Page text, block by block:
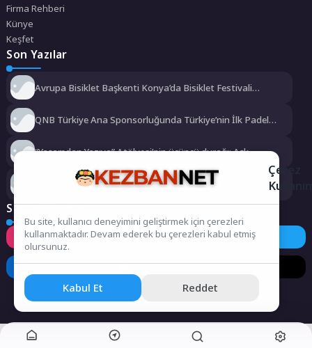
Firma Rehberi
Künye
Keşfet
Son Yazılar
Avrupa Bisiklet Başkenti Konya’da Bisiklet Festivali
QNB Türkiye Ana Sponsorluğunda Türkiye’nin İlk Padel
“Yaşamdan Yazıya” Atölyesi’nin üçüncü durağı; Aşk
Kartepeli Gençlerin Kamp Macerası Sertifikayla Taçlandı
Sosyal Medya
Instagram Facebook Twitter
LinkedIn YouTube TikTok
Çerez
Bu site, kullanıcı deneyimini geliştirmek için çerezleri
kullanmaktadır. Devam ederek bu çerezleri kabul etmiş
olursunuz.
Kabul Et Reddet